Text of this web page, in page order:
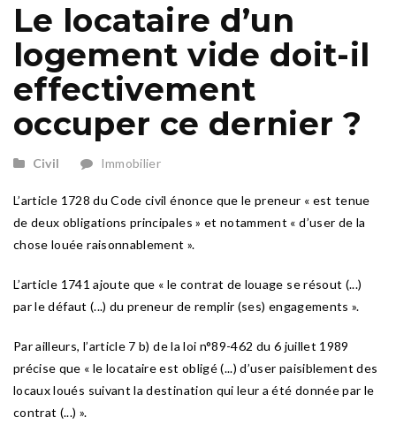
Le locataire d’un
logement vide doit-il
effectivement
occuper ce dernier ?
Civil Immobilier
L’article 1728 du Code civil énonce que le preneur « est tenue
de deux obligations principales » et notamment « d’user de la
chose louée raisonnablement ».
L’article 1741 ajoute que « le contrat de louage se résout (...)
par le défaut (...) du preneur de remplir (ses) engagements ».
Par ailleurs, l’article 7 b) de la loi n°89-462 du 6 juillet 1989
précise que « le locataire est obligé (...) d’user paisiblement des
locaux loués suivant la destination qui leur a été donnée par le
contrat (...) ».